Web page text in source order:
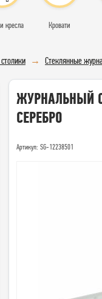
кресла Кровати
Стеклянные
ЖУРНАЛЬНЫЙ
СЕРЕБРО
Артикул: SG-12238501